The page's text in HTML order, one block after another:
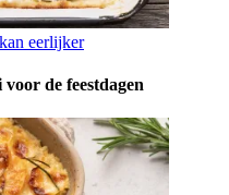
eerlijker
de feestdagen